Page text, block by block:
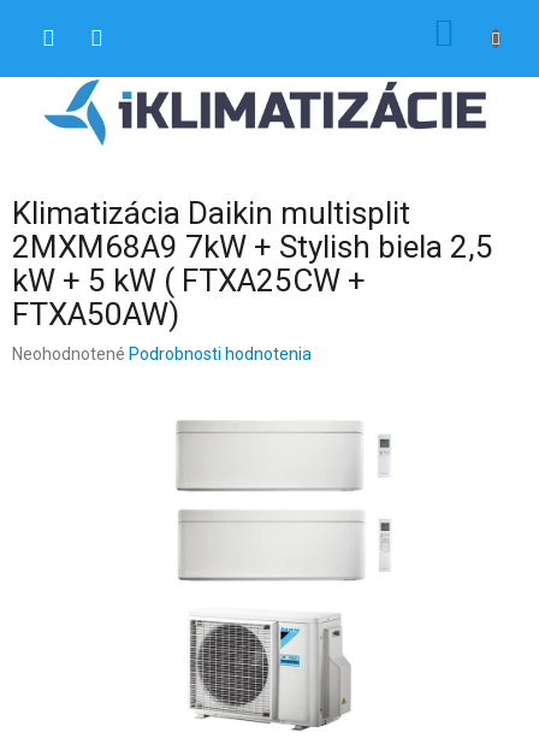
Klimatizácia Daikin multisplit
2MXM68A9 7kW + Stylish biela 2,5
kW + 5 kW ( FTXA25CW +
FTXA50AW)
Priemerné
Neohodnotené Podrobnosti hodnotenia